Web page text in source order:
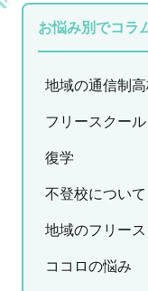
お悩み別でコラ
地域の通信制
フリースクール
復学
不登校について
地域のフリー
ココロの悩み